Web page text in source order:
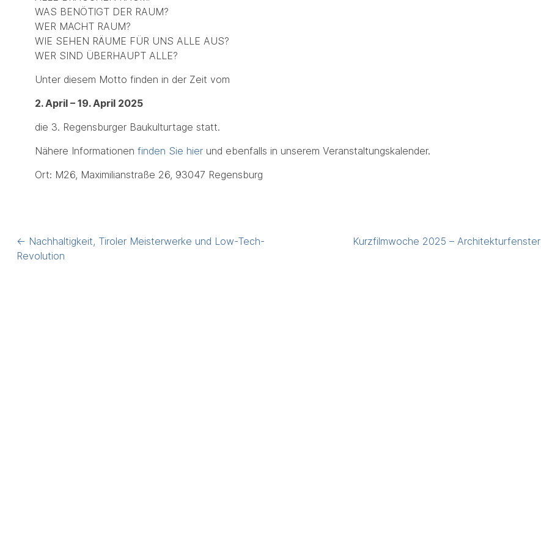
WAS BENÖTIGT DER RAUM?
WER MACHT RAUM?
WIE SEHEN RÄUME FÜR UNS ALLE AUS?
WER SIND ÜBERHAUPT ALLE?
Unter diesem Motto finden in der Zeit vom
2. April – 19. April 2025
die 3. Regensburger Baukulturtage statt.
Nähere Informationen finden Sie hierund ebenfalls in unserem Veranstaltungskalender.
Ort: M26, Maximilianstraße 26, 93047 Regensburg
Post
navigation
← Nachhaltigkeit, Tiroler Meisterwerke und Low-Tech-
Revolution
Kurzfilmwoche 2025 – Architekturfenster